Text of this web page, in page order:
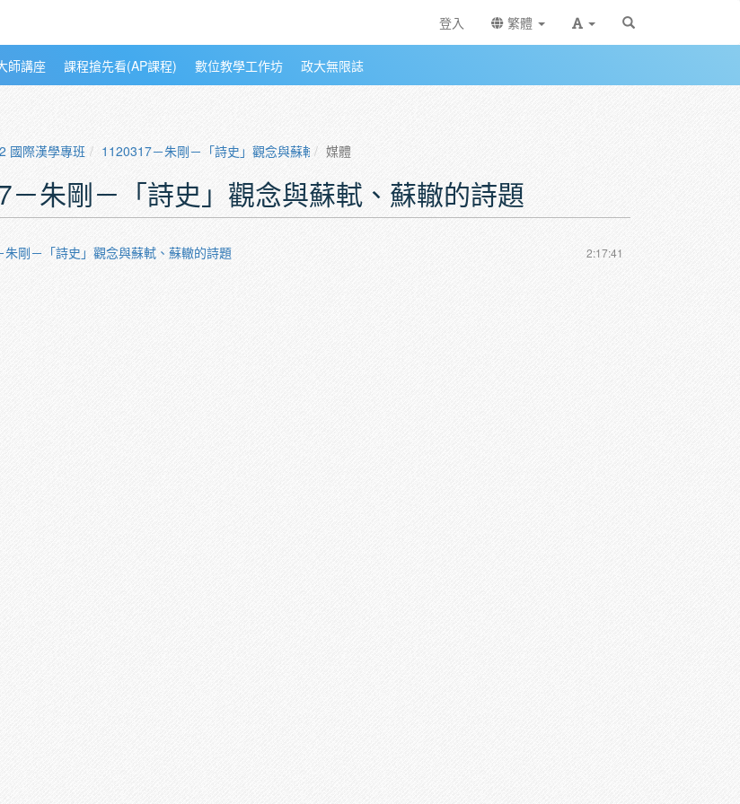
登入 繁體
師講座 課程搶先看(AP課程) 數位教學工作坊 政大無限誌
國際漢學專班 1120317－朱剛－「詩史」觀念與蘇軾、蘇轍的詩題
媒體
－朱剛－「詩史」觀念與蘇軾、蘇轍的詩題
2:17:41
朱剛－「詩史」觀念與蘇軾、蘇轍的詩題